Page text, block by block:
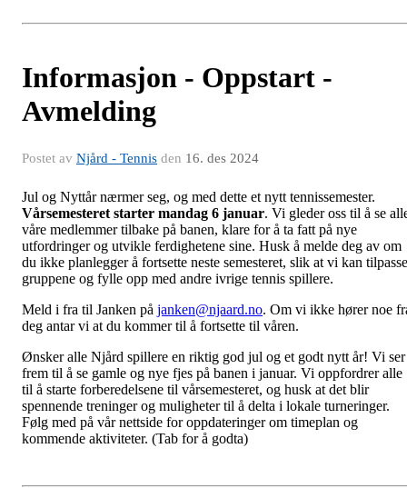
Informasjon - Oppstart -
Avmelding
Postet av Njård - Tennis den 16. des 2024
Jul og Nyttår nærmer seg, og med dette et nytt tennissemester.
Vårsemesteret starter mandag 6 januar. Vi gleder oss til å se
våre medlemmer tilbake på banen, klare for å ta fatt på nye
utfordringer og utvikle ferdighetene sine. Husk å melde deg av om
du ikke planlegger å fortsette neste semesteret, slik at vi kan tilpasse
gruppene og fylle opp med andre ivrige tennis spillere.
Meld i fra til Janken på janken@njaard.no. Om vi ikke hører noe
deg antar vi at du kommer til å fortsette til våren.
Ønsker alle Njård spillere en riktig god jul og et godt nytt år! Vi ser
frem til å se gamle og nye fjes på banen i januar. Vi oppfordrer alle
til å starte forberedelsene til vårsemesteret, og husk at det blir
spennende treninger og muligheter til å delta i lokale turneringer.
Følg med på vår nettside for oppdateringer om timeplan og
kommende aktiviteter. (Tab for å godta)